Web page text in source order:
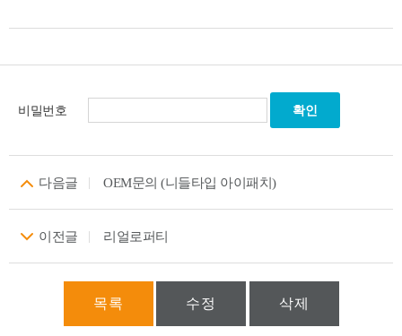
비밀번호
다음글 OEM문의 (니들타입 아이패치)
이전글 리얼로퍼티
목록 수정 삭제